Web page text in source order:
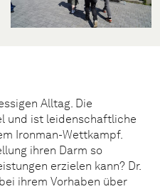
Alltag. Die
und ist leidenschaftliche
Ironman-Wettkampf.
ihren Darm so
erzielen kann? Dr.
ihrem Vorhaben über